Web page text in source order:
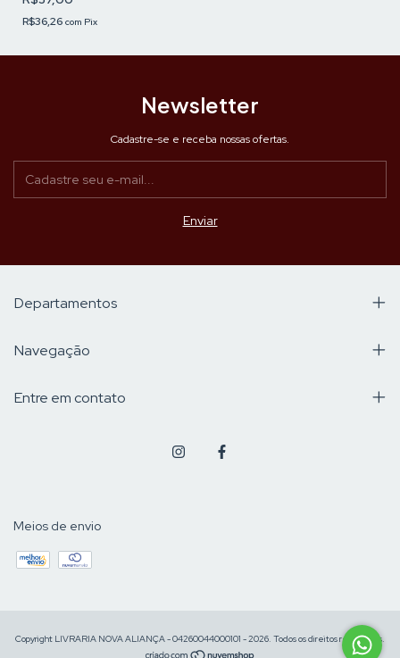
R$36,26 com Pix
Newsletter
Cadastre-se e receba nossas ofertas.
Departamentos
Navegação
Entre em contato
Meios de envio
Copyright LIVRARIA NOVA ALIANÇA - 04260044000101 - 2026. Todos os direitos reservados.